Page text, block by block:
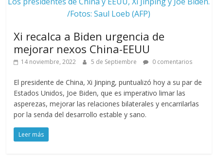
/Fotos: Saul Loeb (AFP)
Xi recalca a Biden urgencia de
mejorar nexos China-EEUU
14 noviembre, 2022 5 de Septiembre 0 comentarios
El presidente de China, Xi Jinping, puntualizó hoy a su par de
Estados Unidos, Joe Biden, que es imperativo limar las
asperezas, mejorar las relaciones bilaterales y encarrilarlas
por la senda del desarrollo estable y sano.
Leer más